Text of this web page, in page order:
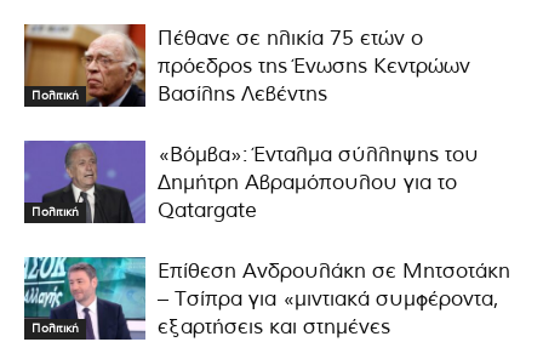
Πολιτική
Πέθανε σε ηλικία 75 ετών ο
πρόεδρος της Ένωσης Κεντρώων
Βασίλης Λεβέντης
Πολιτική
«Βόμβα»: Ένταλμα σύλληψης του
Δημήτρη Αβραμόπουλου για το
Qatargate
Πολιτική
Επίθεση Ανδρουλάκη σε Μητσοτάκη
– Τσίπρα για «μιντιακά συμφέροντα,
εξαρτήσεις και στημένες